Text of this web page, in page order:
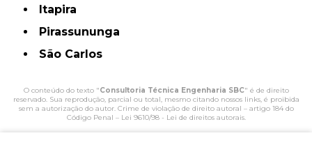
Itapira
Pirassununga
São Carlos
O conteúdo do texto "Consultoria Técnica Engenharia SBC" é de direito
reservado. Sua reprodução, parcial ou total, mesmo citando nossos links, é proibida
sem a autorização do autor. Crime de violação de direito autoral – artigo 184 do
Código Penal – Lei 9610/98 - Lei de direitos autorais.